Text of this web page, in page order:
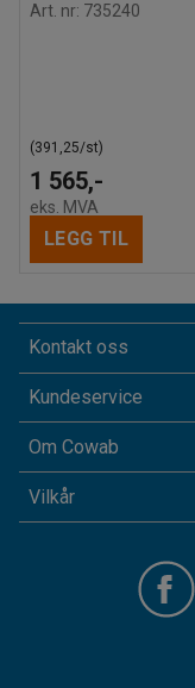
Art. nr: 735240
1 565,-
(391,25/st)
eks. MVA
LEGG TIL
Kontakt oss
Kundeservice
Om Cowab
Vilkår